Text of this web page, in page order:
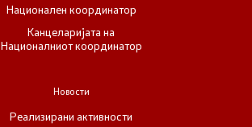
Национален координатор
Канцеларијата на
Националниот координатор
Новости
Реализирани активности